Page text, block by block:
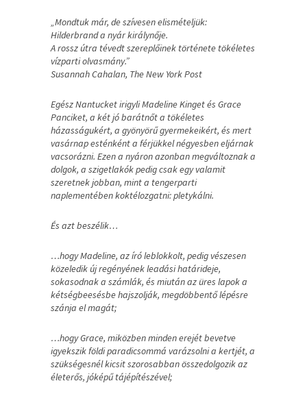
„Mondtuk már, de szívesen elismételjük:
Hilderbrand a nyár királynője.
A rossz útra tévedt szereplőinek története tökéletes
vízparti olvasmány.”
Susannah Cahalan, The New York Post
Egész Nantucket irigyli Madeline Kinget és Grace
Panciket, a két jó barátnőt a tökéletes
házasságukért, a gyönyörű gyermekeikért, és mert
vasárnap esténként a férjükkel négyesben eljárnak
vacsorázni. Ezen a nyáron azonban megváltoznak a
dolgok, a szigetlakók pedig csak egy valamit
szeretnek jobban, mint a tengerparti
naplementében koktélozgatni: pletykálni.
És azt beszélik…
…hogy Madeline, az író leblokkolt, pedig vészesen
közeledik új regényének leadási határideje,
sokasodnak a számlák, és miután az üres lapok a
kétségbeesésbe hajszolják, megdöbbentő lépésre
szánja el magát;
…hogy Grace, miközben minden erejét bevetve
igyekszik földi paradicsommá varázsolni a kertjét, a
szükségesnél kicsit szorosabban összedolgozik az
életerős, jóképű tájépítészével;